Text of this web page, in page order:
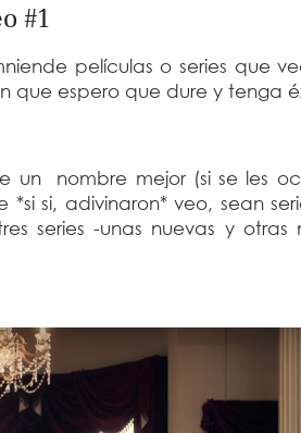
#1
películas o series que
que espero que dure y tenga
un nombre mejor (si se les
si, adivinaron* veo, sean
series -unas nuevas y